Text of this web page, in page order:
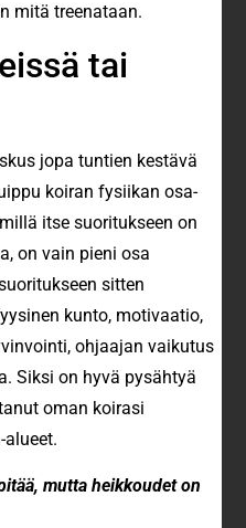
mitä treenataan.
tai
jopa tuntien kestävä
koiran fysiikan osa-
itse suoritukseen on
on vain pieni osa
sitten
kunto, motivaatio,
ohjaajan vaikutus
Siksi on hyvä pysähtyä
oman koirasi
mutta heikkoudet on